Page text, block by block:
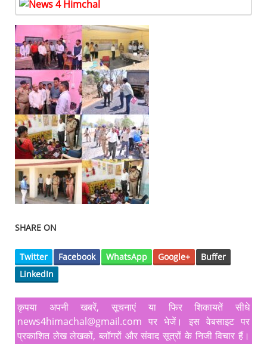
SHARE ON
Twitter Facebook WhatsApp Google+
Buffer
LinkedIn
कृपया अपनी खबरें, सूचनाएं या फिर शिकायतें सीधे
news4himachal@gmail.com पर भेजें। इस वेबसाइट पर
प्रकाशित लेख लेखकों, ब्लॉगरों और संवाद सूत्रों के निजी विचार हैं।